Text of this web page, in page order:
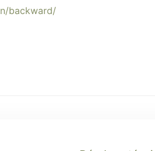
backward/